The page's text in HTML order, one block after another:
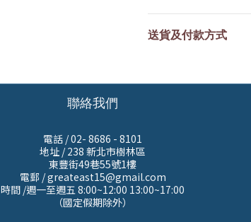
送貨及付款方式
聯絡我們
電話 / 02- 8686 - 8101
地址 /238 新北市樹林區
東豐街49巷55號1樓
電郵 / greateast15@gmail.com
時間 /週一至週五 8:00~12:00 13:00~17:00
（國定假期除外）